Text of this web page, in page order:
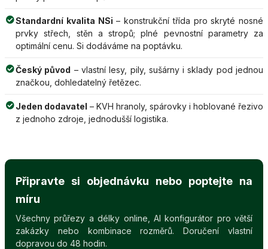
Standardní kvalita NSi – konstrukční třída pro skryté nosné
prvky střech, stěn a stropů; plné pevnostní parametry za
optimální cenu. Si dodáváme na poptávku.
Český původ – vlastní lesy, pily, sušárny i sklady pod jednou
značkou, dohledatelný řetězec.
Jeden dodavatel – KVH hranoly, spárovky i hoblované řezivo
z jednoho zdroje, jednodušší logistika.
Připravte si objednávku nebo poptejte na
míru
Všechny průřezy a délky online, AI konfigurátor pro větší
zakázky nebo kombinace rozměrů. Doručení vlastní
dopravou do 48 hodin.